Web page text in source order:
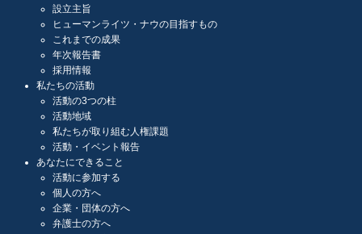
設立主旨
ヒューマンライツ・ナウの目指すもの
これまでの成果
年次報告書
採用情報
私たちの活動
活動の3つの柱
活動地域
私たちが取り組む人権課題
活動・イベント報告
あなたにできること
活動に参加する
個人の方へ
企業・団体の方へ
弁護士の方へ